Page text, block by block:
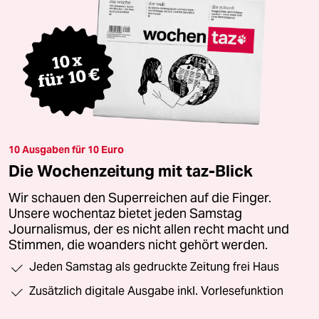
10 Ausgaben für 10 Euro
Die Wochenzeitung mit taz-Blick
Wir schauen den Superreichen auf die Finger.
Unsere wochentaz bietet jeden Samstag
Journalismus, der es nicht allen recht macht und
Stimmen, die woanders nicht gehört werden.
Jeden Samstag als gedruckte Zeitung frei Haus
Zusätzlich digitale Ausgabe inkl. Vorlesefunktion